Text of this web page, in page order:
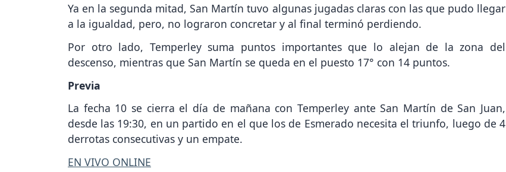
Ya en la segunda mitad, San Martín tuvo algunas jugadas claras con las que pudo llegar
a la igualdad, pero, no lograron concretar y al final terminó perdiendo.
Por otro lado, Temperley suma puntos importantes que lo alejan de la zona del
descenso, mientras que San Martín se queda en el puesto 17° con 14 puntos.
Previa
La fecha 10 se cierra el día de mañana con Temperley ante San Martín de San Juan,
desde las 19:30, en un partido en el que los de Esmerado necesita el triunfo, luego de 4
derrotas consecutivas y un empate.
EN VIVO ONLINE